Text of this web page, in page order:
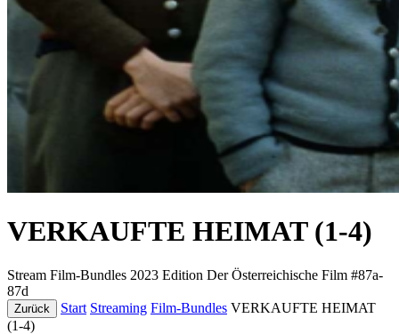
VERKAUFTE HEIMAT (1-4)
Stream Film-Bundles 2023 Edition Der Österreichische Film #87a-
87d
Zurück Start Streaming Film-Bundles VERKAUFTE HEIMAT
(1-4)